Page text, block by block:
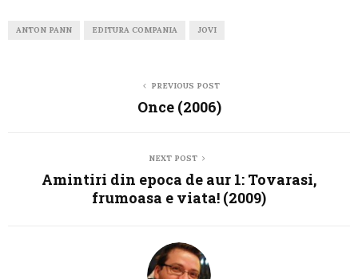
ANTON PANN EDITURA COMPANIA JOVI
PREVIOUS POST
Once (2006)
NEXT POST
Amintiri din epoca de aur 1: Tovarasi,
frumoasa e viata! (2009)